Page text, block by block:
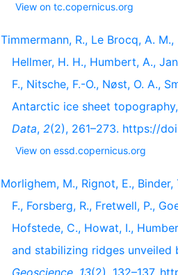
View on tc.copernicus.org
Timmermann, R., Le Brocq, A.
Hellmer, H. H., Humbert, A.,
F., Nitsche, F.-O., Nøst, O. A.,
Antarctic ice sheet
Data, 2(2), 261–273. https://
View on essd.copernicus.org
Morlighem, M., Rignot, E., Binder,
F., Forsberg, R., Fretwell, P.,
Hofstede, C., Howat, I.,
and stabilizing ridges unveiled
Geoscience, 13(2), 132–137.